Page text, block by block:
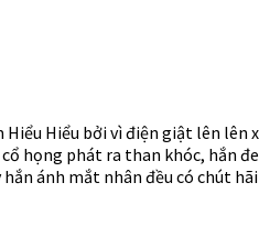
Hiểu bởi vì điện giật lên
họng phát ra than khóc, hắn
ánh mắt nhân đều có chút